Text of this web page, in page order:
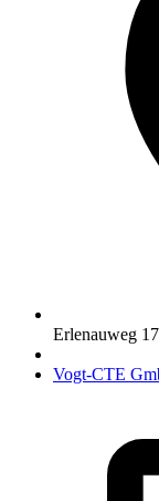
Erlenauweg 17
Vogt-CTE